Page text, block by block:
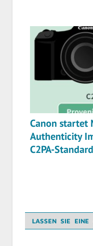
Canon startet
Authenticity
C2PA-Standard
LASSEN SIE EINE